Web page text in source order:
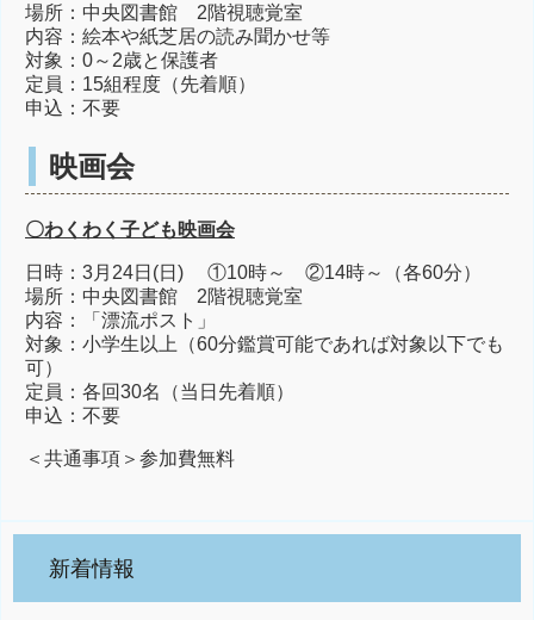
場所：中央図書館 2階視聴覚室
内容：絵本や紙芝居の読み聞かせ等
対象：0～2歳と保護者
定員：15組程度（先着順）
申込：不要
映画会
〇わくわく子ども映画会
日時：3月24日(日) ①10時～ ②14時～（各60分）
場所：中央図書館 2階視聴覚室
内容：「漂流ポスト」
対象：小学生以上（60分鑑賞可能であれば対象以下でも
可）
定員：各回30名（当日先着順）
申込：不要
＜共通事項＞参加費無料
新着情報